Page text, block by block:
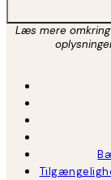
Læs mere omkring